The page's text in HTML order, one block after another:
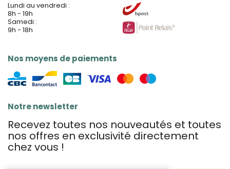
Lundi au vendredi :
8h - 19h
Samedi :
9h - 18h
Nos moyens de paiements
Notre newsletter
Recevez toutes nos nouveautés et toutes
nos offres en exclusivité directement
chez vous !